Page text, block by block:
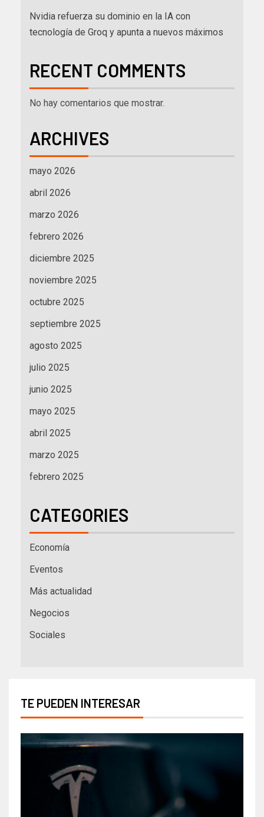
Nvidia refuerza su dominio en la IA con
tecnología de Groq y apunta a nuevos máximos
RECENT COMMENTS
No hay comentarios que mostrar.
ARCHIVES
mayo 2026
abril 2026
marzo 2026
febrero 2026
diciembre 2025
noviembre 2025
octubre 2025
septiembre 2025
agosto 2025
julio 2025
junio 2025
mayo 2025
abril 2025
marzo 2025
febrero 2025
CATEGORIES
Economía
Eventos
Más actualidad
Negocios
Sociales
TE PUEDEN INTERESAR